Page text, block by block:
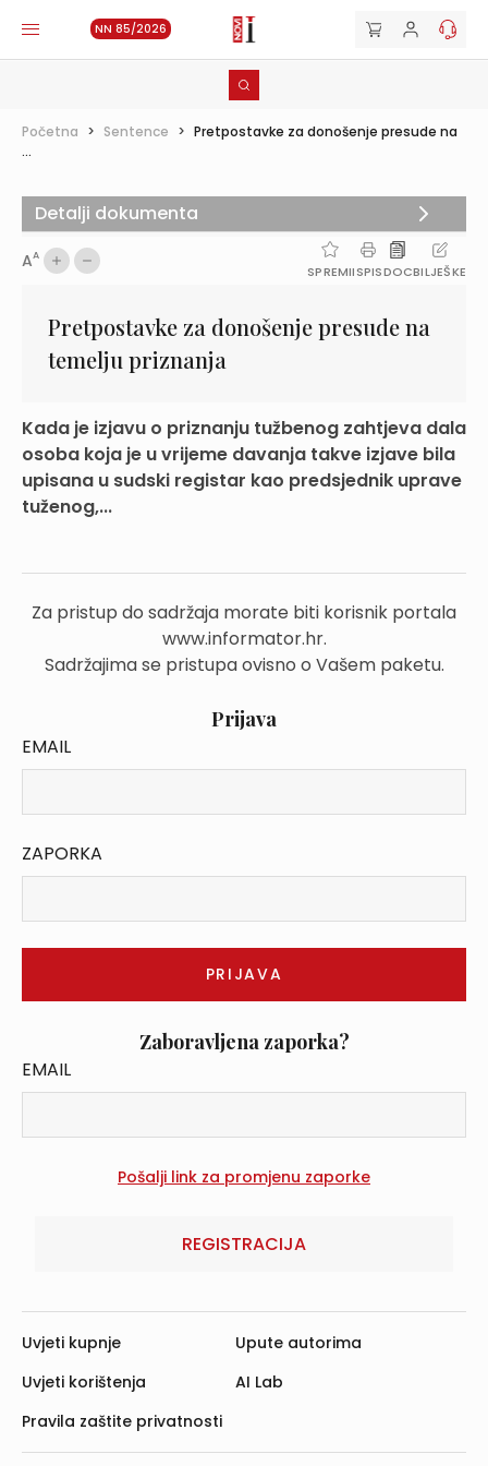
NN 85/2026
Početna > Sentence > Pretpostavke za donošenje presude na
...
AA
SPREMIISPISDOCBILJEŠKE
Pretpostavke za donošenje presude na
temelju priznanja
Kada je izjavu o priznanju tužbenog zahtjeva dala
osoba koja je u vrijeme davanja takve izjave bila
upisana u sudski registar kao predsjednik uprave
tuženog,...
Za pristup do sadržaja morate biti korisnik portala
www.informator.hr.
Sadržajima se pristupa ovisno o Vašem paketu.
Prijava
EMAIL
ZAPORKA
Zaboravljena zaporka?
EMAIL
REGISTRACIJA
Detalji dokumenta
Uvjeti kupnje
Uvjeti korištenja
Pravila zaštite privatnosti
Upute autorima
AI Lab